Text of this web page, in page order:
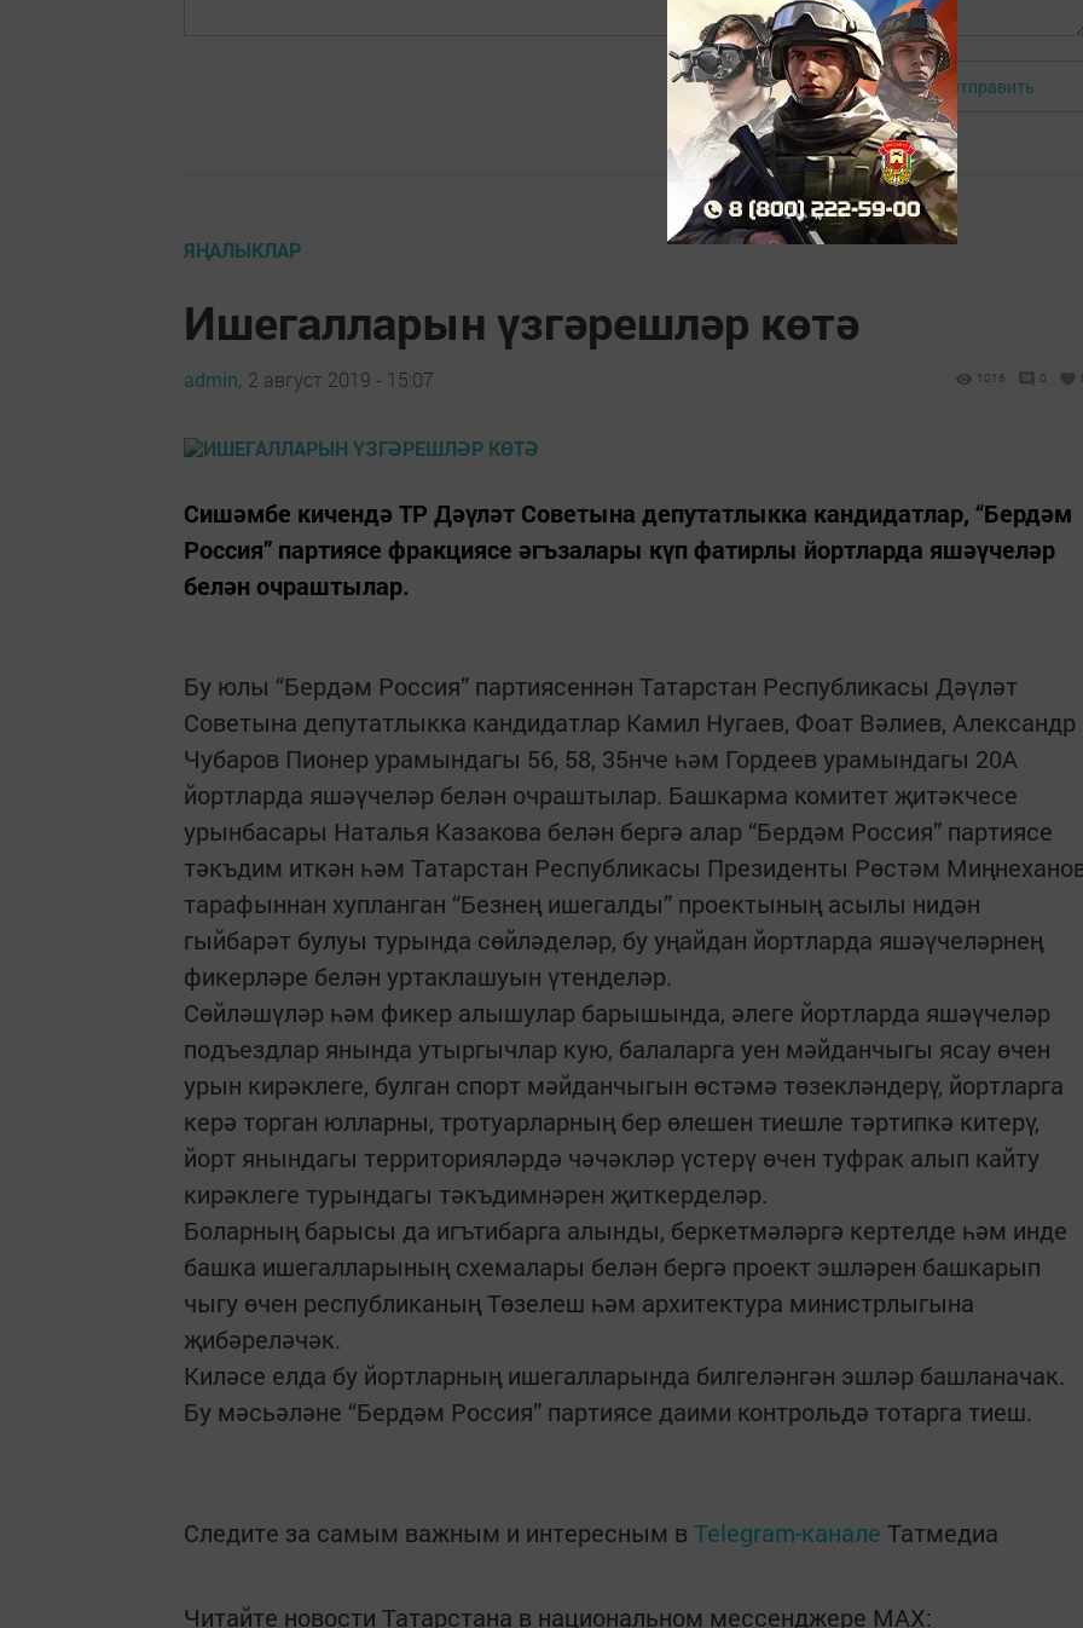
Авторизоваться Отправить
ЯҢАЛЫКЛАР
Ишегалларын үзгәрешләр көтә
admin, 2 август 2019 - 15:07 1016 0
Сишәмбе кичендә ТР Дәүләт Советына депутатлыкка кандидатлар, “Бердәм
Россия” партиясе фракциясе әгъзалары күп фатирлы йортларда яшәүчеләр
белән очраштылар.
Бу юлы “Бердәм Россия” партиясеннән Татарстан Республикасы Дәүләт
Советына депутатлыкка кандидатлар Камил Нугаев, Фоат Вәлиев, Александр
Чубаров Пионер урамындагы 56, 58, 35нче һәм Гордеев урамындагы 20А
йортларда яшәүчеләр белән очраштылар. Башкарма комитет җитәкчесе
урынбасары Наталья Казакова белән бергә алар “Бердәм Россия” партиясе
тәкъдим иткән һәм Татарстан Республикасы Президенты Рөстәм
тарафыннан хупланган “Безнең ишегалды” проектының асылы нидән
гыйбарәт булуы турында сөйләделәр, бу уңайдан йортларда яшәүчеләрнең
фикерләре белән уртаклашуын үтенделәр.
Сөйләшүләр һәм фикер алышулар барышында, әлеге йортларда яшәүчеләр
подъездлар янында утыргычлар кую, балаларга уен мәйданчыгы ясау өчен
урын кирәклеге, булган спорт мәйданчыгын өстәмә төзекләндерү, йортларга
керә торган юлларны, тротуарларның бер өлешен тиешле тәртипкә китерү,
йорт янындагы территорияләрдә чәчәкләр үстерү өчен туфрак алып кайту
кирәклеге турындагы тәкъдимнәрен җиткерделәр.
Боларның барысы да игътибарга алынды, беркетмәләргә кертелде һәм инде
башка ишегалларының схемалары белән бергә проект эшләрен башкарып
чыгу өчен республиканың Төзелеш һәм архитектура министрлыгына
җибәреләчәк.
Киләсе елда бу йортларның ишегалларында билгеләнгән эшләр башланачак.
Бу мәсьәләне “Бердәм Россия” партиясе даими контрольдә тотарга тиеш.
Следите за самым важным и интересным в Telegram-канале Татмедиа
Читайте новости Татарстана в национальном мессенджере MАХ: